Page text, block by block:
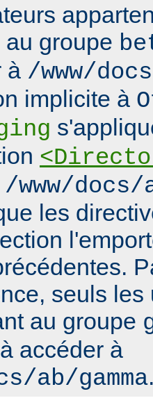
au groupe
à /www/
implicite à
/www/docs/
les
seuls les
au groupe
accéder à
ab/gamma